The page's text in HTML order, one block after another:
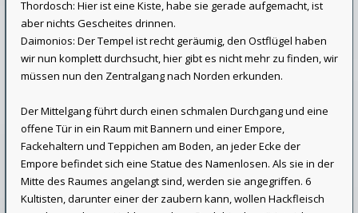
Thordosch: Hier ist eine Kiste, habe sie gerade aufgemacht, ist
aber nichts Gescheites drinnen.
Daimonios: Der Tempel ist recht geräumig, den Ostflügel haben
wir nun komplett durchsucht, hier gibt es nicht mehr zu finden, wir
müssen nun den Zentralgang nach Norden erkunden.
Der Mittelgang führt durch einen schmalen Durchgang und eine
offene Tür in ein Raum mit Bannern und einer Empore,
Fackehaltern und Teppichen am Boden, an jeder Ecke der
Empore befindet sich eine Statue des Namenlosen. Als sie in der
Mitte des Raumes angelangt sind, werden sie angegriffen. 6
Kultisten, darunter einer der zaubern kann, wollen Hackfleisch